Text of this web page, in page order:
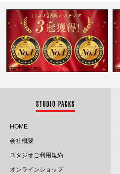
2024.11
2024.10
2024.9
2024.5
STUDIO PACKS
HOME
会社概要
スタジオご利用規約
オンラインショップ